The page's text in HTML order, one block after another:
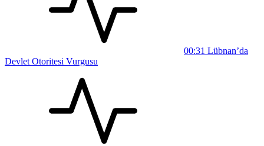
00:31 Lübnan’da
Devlet Otoritesi Vurgusu